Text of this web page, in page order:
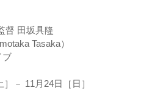
督 田坂具隆
Tasaka）
ブ
］－ 11月24日［日］